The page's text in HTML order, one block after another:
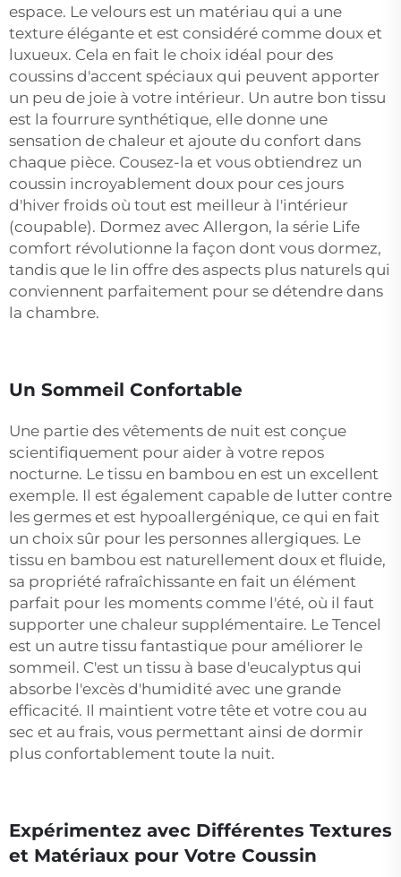
espace. Le velours est un matériau qui a une
texture élégante et est considéré comme doux et
luxueux. Cela en fait le choix idéal pour des
coussins d'accent spéciaux qui peuvent apporter
un peu de joie à votre intérieur. Un autre bon tissu
est la fourrure synthétique, elle donne une
sensation de chaleur et ajoute du confort dans
chaque pièce. Cousez-la et vous obtiendrez un
coussin incroyablement doux pour ces jours
d'hiver froids où tout est meilleur à l'intérieur
(coupable). Dormez avec Allergon, la série Life
comfort révolutionne la façon dont vous dormez,
tandis que le lin offre des aspects plus naturels qui
conviennent parfaitement pour se détendre dans
la chambre.
Un Sommeil Confortable
Une partie des vêtements de nuit est conçue
scientifiquement pour aider à votre repos
nocturne. Le tissu en bambou en est un excellent
exemple. Il est également capable de lutter contre
les germes et est hypoallergénique, ce qui en fait
un choix sûr pour les personnes allergiques. Le
tissu en bambou est naturellement doux et fluide,
sa propriété rafraîchissante en fait un élément
parfait pour les moments comme l'été, où il faut
supporter une chaleur supplémentaire. Le Tencel
est un autre tissu fantastique pour améliorer le
sommeil. C'est un tissu à base d'eucalyptus qui
absorbe l'excès d'humidité avec une grande
efficacité. Il maintient votre tête et votre cou au
sec et au frais, vous permettant ainsi de dormir
plus confortablement toute la nuit.
Expérimentez avec Différentes Textures
et Matériaux pour Votre Coussin